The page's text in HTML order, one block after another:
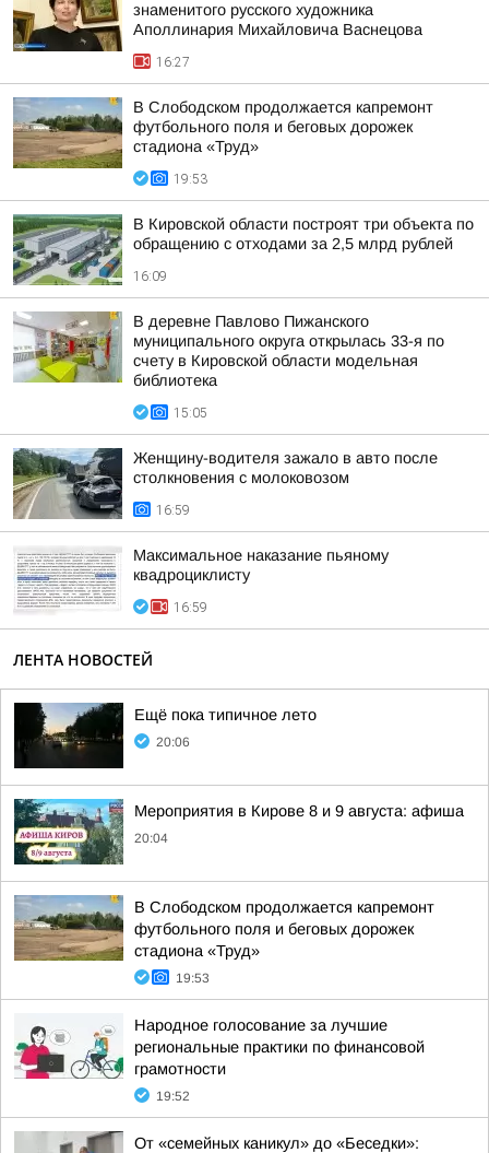
знаменитого русского художника
Аполлинария Михайловича Васнецова
16:27
В Слободском продолжается капремонт
футбольного поля и беговых дорожек
стадиона «Труд»
19:53
В Кировской области построят три объекта по
обращению с отходами за 2,5 млрд рублей
16:09
В деревне Павлово Пижанского
муниципального округа открылась 33-я по
счету в Кировской области модельная
библиотека
15:05
Женщину-водителя зажало в авто после
столкновения с молоковозом
16:59
Максимальное наказание пьяному
квадроциклисту
16:59
ЛЕНТА НОВОСТЕЙ
Ещё пока типичное лето
20:06
Мероприятия в Кирове 8 и 9 августа: афиша
20:04
В Слободском продолжается капремонт
футбольного поля и беговых дорожек
стадиона «Труд»
19:53
Народное голосование за лучшие
региональные практики по финансовой
грамотности
19:52
От «семейных каникул» до «Беседки»: